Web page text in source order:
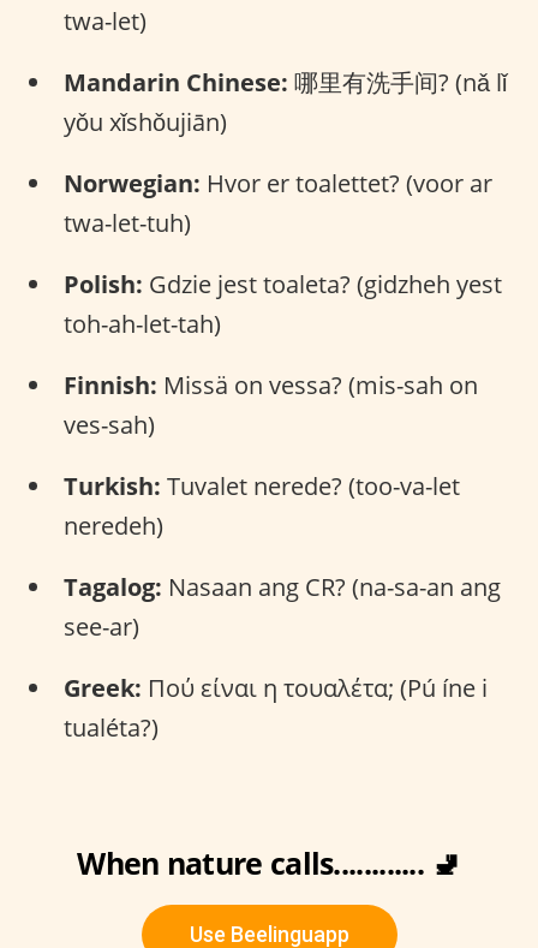
twa-let)
Mandarin Chinese: 哪里有洗手间? (nǎ lǐ
yǒu xǐshǒujiān)
Norwegian: Hvor er toalettet? (voor ar
twa-let-tuh)
Polish: Gdzie jest toaleta? (gidzheh yest
toh-ah-let-tah)
Finnish: Missä on vessa? (mis-sah on
ves-sah)
Turkish: Tuvalet nerede? (too-va-let
neredeh)
Tagalog: Nasaan ang CR? (na-sa-an ang
see-ar)
Greek: Πού είναι η τουαλέτα; (Pú íne i
tualéta?)
When nature calls............ 🚽
Use Beelinguapp